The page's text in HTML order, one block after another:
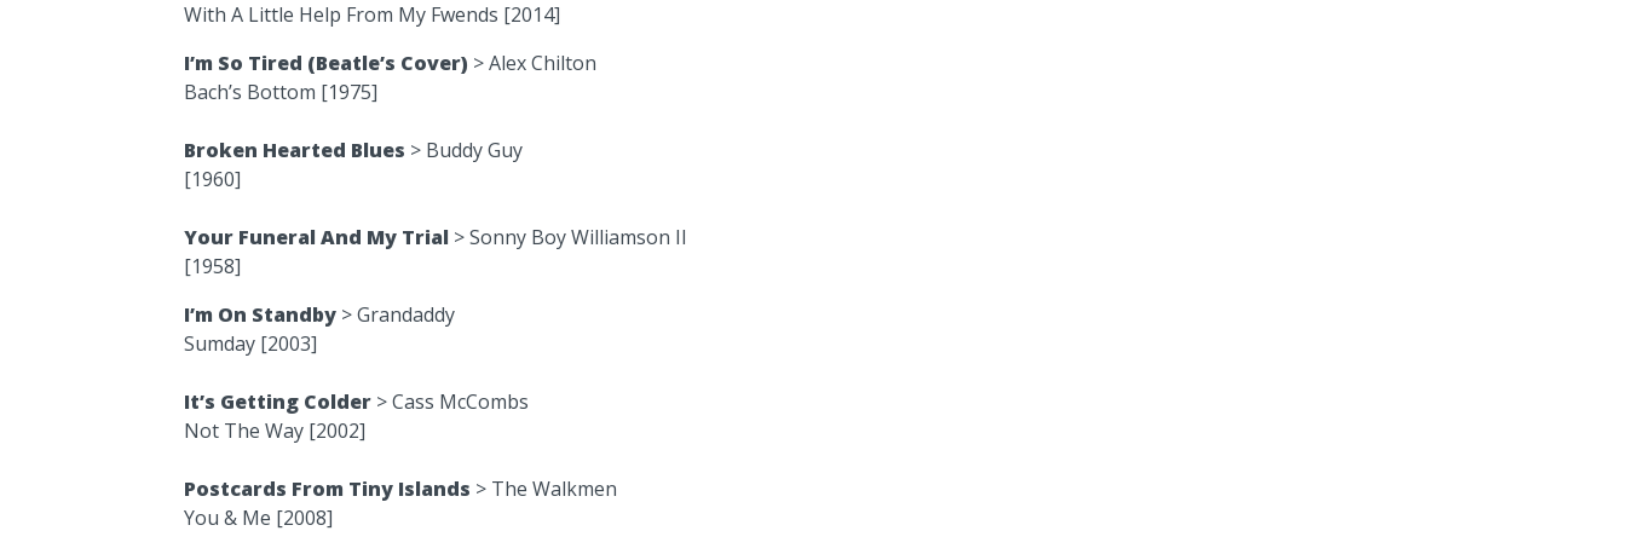
With A Little Help From My Fwends [2014]
I’m So Tired (Beatle’s Cover) > Alex Chilton
Bach’s Bottom [1975]
Broken Hearted Blues > Buddy Guy
[1960]
Your Funeral And My Trial > Sonny Boy Williamson II
[1958]
I’m On Standby > Grandaddy
Sumday [2003]
It’s Getting Colder > Cass McCombs
Not The Way [2002]
Postcards From Tiny Islands > The Walkmen
You & Me [2008]